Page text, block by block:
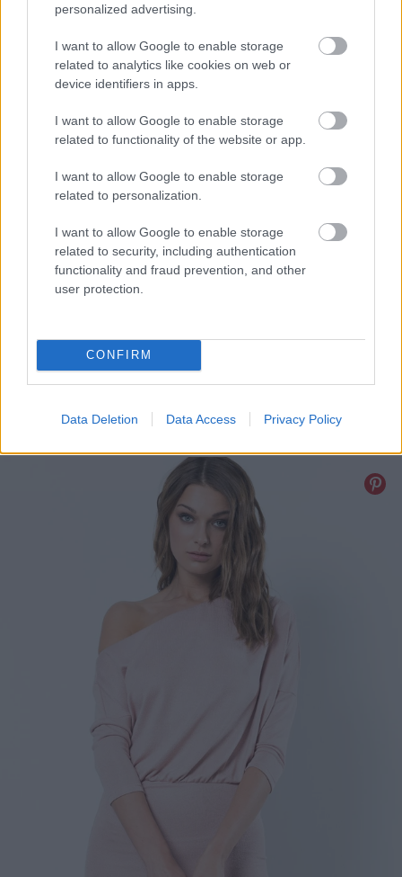
personalized advertising.
I want to allow Google to enable storage
related to analytics like cookies on web or
device identifiers in apps.
I want to allow Google to enable storage
related to functionality of the website or app.
I want to allow Google to enable storage
related to personalization.
I want to allow Google to enable storage
related to security, including authentication
functionality and fraud prevention, and other
user protection.
CONFIRM
Data Deletion Data Access Privacy Policy
Ezt olvastad már?10 menő táska az
iskolakezdéshez 10 000 Ft alatt!
Mindegy, hogy vagányan formabontó, vagy a szolid
hiányozhat egy Kiss My Dress ruha! A kis fekete
minden "árnyalata" és a kollekció bravúros
vonalvezetésű modelljei között ugyanúgy
hétköznapoknak is kifinomult bájt kölcsönző ruhák.